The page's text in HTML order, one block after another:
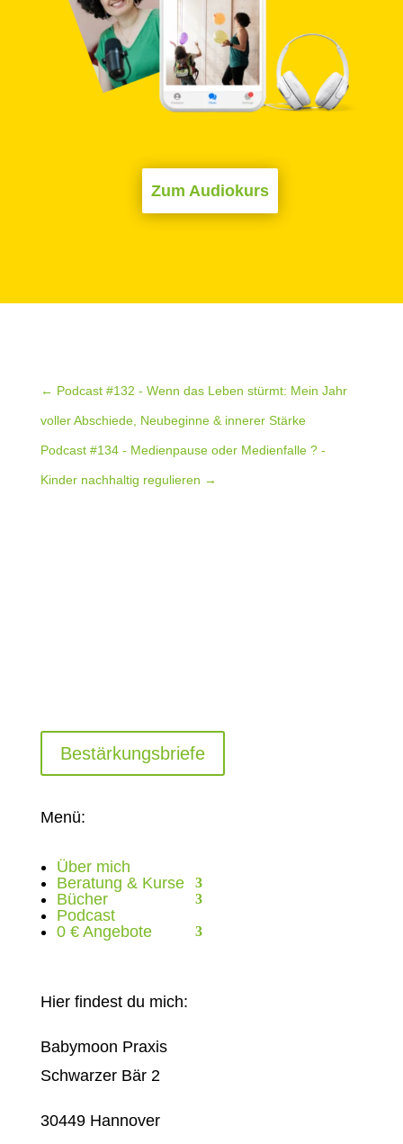
Zum Audiokurs
← Podcast #132 - Wenn das Leben stürmt: Mein Jahr
voller Abschiede, Neubeginne & innerer Stärke
Podcast #134 - Medienpause oder Medienfalle ? -
Kinder nachhaltig regulieren →
Bestärkungsbriefe
Menü:
Über mich
Beratung & Kurse
Bücher
Podcast
0 € Angebote
Hier findest du mich:
Babymoon Praxis
Schwarzer Bär 2
30449 Hannover